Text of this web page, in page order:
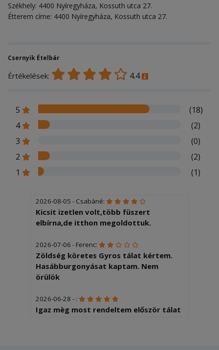
Székhely: 4400 Nyíregyháza, Kossuth utca 27.
Étterem címe: 4400 Nyíregyháza, Kossuth utca 27.
Csernyik Ételbár
Értékelések: 4.4
5
(18)
4
(2)
3
(0)
2
(2)
1
(1)
2026-08-05 - Csabàné:
Kicsit izetlen volt,több füszert
elbírna,de itthon megoldottuk.
2026-07-06 - Ferenc:
Zöldség köretes Gyros tálat kértem.
Hasábburgonyásat kaptam. Nem
örülök
2026-06-28 - :
Igaz mèg most rendeltem először tálat